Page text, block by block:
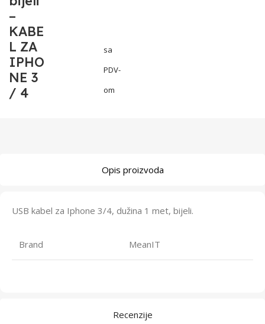
–
KABE
L ZA
IPHO
NE 3
/ 4
sa
PDV-
om
Opis proizvoda
Recenzije
USB kabel za Iphone 3/4, dužina 1 met, bijeli.
Brand MeanIT